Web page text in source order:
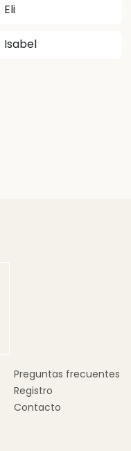
Eli
Isabel
Preguntas frecuentes
Registro
Contacto